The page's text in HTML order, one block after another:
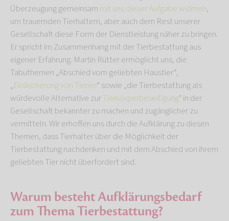
Überzeugung gemeinsam mit uns dieser Aufgabe widmen,
um trauernden Tierhaltern, aber auch dem Rest unserer
Gesellschaft diese Form der Dienstleistung näher zu bringen.
Er spricht im Zusammenhang mit der Tierbestattung aus
eigener Erfahrung. Martin Rütter ermöglicht uns, die
Tabuthemen „Abschied vom geliebten Haustier“,
„Einäscherung von Tieren“ sowie „die Tierbestattung als
würdevolle Alternative zurTierkörperbeseitigung" in der
Gesellschaft bekannter zu machen und zugänglicher zu
vermitteln. Wir erhoffen uns durch die Aufklärung zu diesen
Themen, dass Tierhalter über die Möglichkeit der
Tierbestattung nachdenken und mit dem Abschied von ihrem
geliebten Tier nicht überfordert sind.
Warum besteht Aufklärungsbedarf
zum Thema Tierbestattung?